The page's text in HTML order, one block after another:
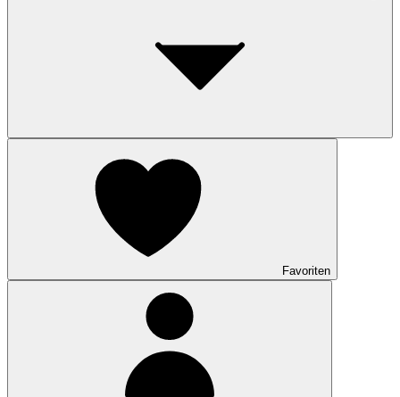
Favoriten